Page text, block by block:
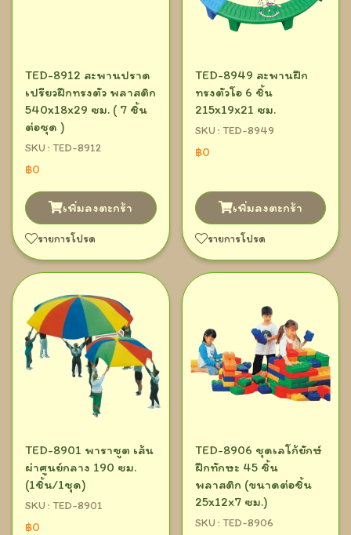
TED-8912 สะพานปราด
เปรียวฝึกทรงตัว พลาสติก
540x18x29 ซม. ( 7 ชิ้น
ต่อชุด )
SKU : TED-8912
฿0
เพิ่มลงตะกร้า
รายการโปรด
TED-8949 สะพานฝึก
ทรงตัวโอ 6 ชิ้น
215x19x21 ซม.
SKU : TED-8949
฿0
เพิ่มลงตะกร้า
รายการโปรด
TED-8901 พาราชูต เส้น
ผ่าศูนย์กลาง 190 ซม.
(1ชิ้น/1ชุด)
SKU : TED-8901
฿0
TED-8906 ชุดเลโก้ยักษ์
ฝึกทักษะ 45 ชิ้น
พลาสติก (ขนาดต่อชิ้น
25x12x7 ซม.)
SKU : TED-8906